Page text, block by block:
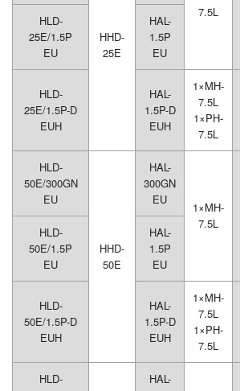
HHD-
25E
7.5L
HLD-
25E/1.5P
EU
HAL-
1.5P
EU
HLD-
25E/1.5P-D
EUH
HAL-
1.5P-D
EUH
1×MH-
7.5L
1×PH-
7.5L
HLD-
50E/300GN
EU
HHD-
50E
HAL-
300GN
EU
1×MH-
7.5L
HLD-
50E/1.5P
EU
HAL-
1.5P
EU
HLD-
50E/1.5P-D
EUH
HAL-
1.5P-D
EUH
1×MH-
7.5L
1×PH-
7.5L
HLD-
HAL-